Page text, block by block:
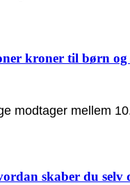
kroner til børn og
modtager mellem
skaber du selv